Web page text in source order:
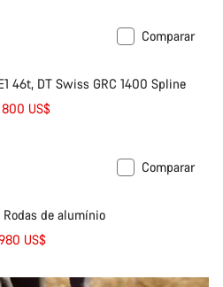
Comparar
46t, DT Swiss GRC 1400 Spline
US$
2XL
Comparar
Rodas de alumínio
US$